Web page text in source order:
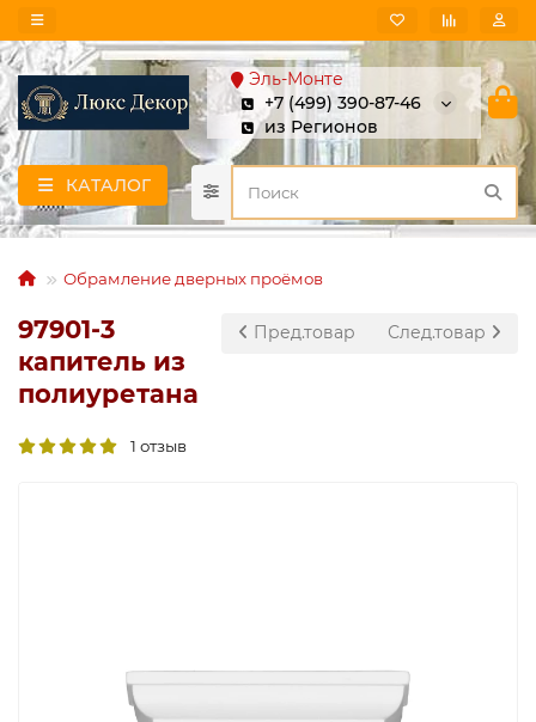
Эль-Монте
+7 (499) 390-87-46
из Регионов
КАТАЛОГ
Обрамление дверных проёмов
Пред.товар След.товар
97901-3
капитель из
полиуретана
1 отзыв